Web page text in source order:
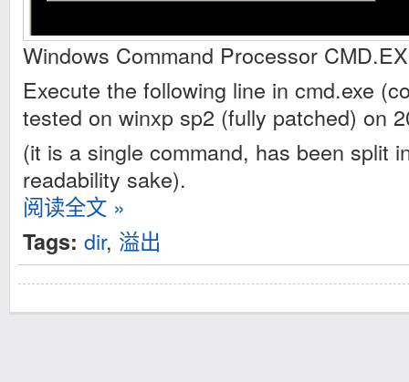
Windows Command Processor
Execute the following line in cmd.exe
tested on winxp sp2 (fully patched) on
(it is a single command, has been split
readability sake).
阅读全文 »
Tags: dir, 溢出